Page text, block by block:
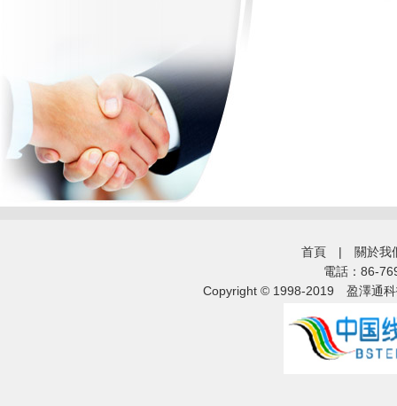
首頁 |
關於我
電話：86-
Copyright © 1998-2019
盈澤通